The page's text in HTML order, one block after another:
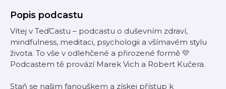
Popis podcastu
Vítej v TeďCastu – podcastu o duševním zdraví,
mindfulness, meditaci, psychologii a všímavém stylu
života. To vše v odlehčené a přirozené formě 💛
Podcastem tě provází Marek Vich a Robert Kučera.
Staň se našim fanouškem a získej přístup k